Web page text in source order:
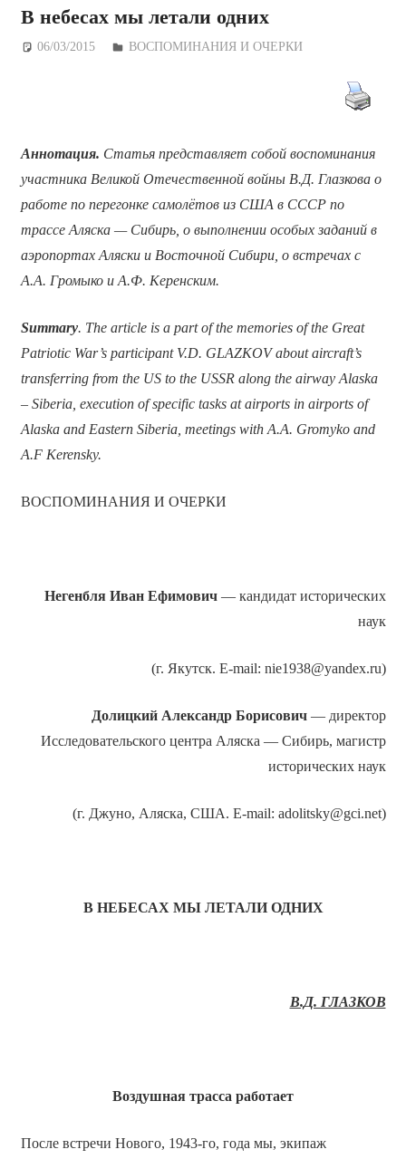
В небесах мы летали одних
06/03/2015 Дежурный по Редакции
ВОСПОМИНАНИЯ И ОЧЕРКИ
Аннотация. Статья представляет собой воспоминания
участника Великой Отечественной войны В.Д. Глазкова о
работе по перегонке самолётов из США в СССР по
трассе Аляска — Сибирь, о выполнении особых заданий в
аэропортах Аляски и Восточной Сибири, о встречах с
А.А. Громыко и А.Ф. Керенским.
Summary. The article is a part of the memories of the Great
Patriotic War’s participant V.D. GLAZKOV about aircraft’s
transferring from the US to the USSR along the airway Alaska
– Siberia, execution of specific tasks at airports in airports of
Alaska and Eastern Siberia, meetings with A.A. Gromyko and
A.F Kerensky.
ВОСПОМИНАНИЯ И ОЧЕРКИ
НегенбляИван Ефимович— кандидат исторических
наук
(г. Якутск. E-mail: nie1938@yandex.ru)
ДолицкийАлександр Борисович— директор
Исследовательского центра Аляска — Сибирь, магистр
исторических наук
(г. Джуно, Аляска, США. E-mail: adolitsky@gci.net)
В НЕБЕСАХ МЫ ЛЕТАЛИ ОДНИХ
В.Д. ГЛАЗКОВ
Воздушная трасса работает
После встречи Нового, 1943-го, года мы, экипаж